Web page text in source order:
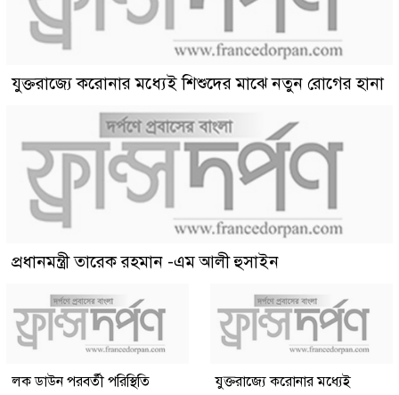
যুক্তরাজ্যে করোনার মধ্যেই শিশুদের মাঝে নতুন রোগের হানা
প্রধানমন্ত্রী তারেক রহমান -এম আলী হুসাইন
লক ডাউন পরবর্তী পরিস্থিতি
যুক্তরাজ্যে করোনার মধ্যেই